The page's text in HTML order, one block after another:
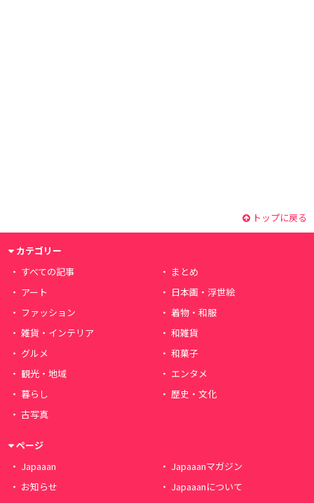
トップに戻る
カテゴリー
すべての記事
まとめ
アート
日本画・浮世絵
ファッション
着物・和服
雑貨・インテリア
和雑貨
グルメ
和菓子
観光・地域
エンタメ
暮らし
歴史・文化
古写真
ページ
Japaaan
Japaaanマガジン
お知らせ
Japaaanについて